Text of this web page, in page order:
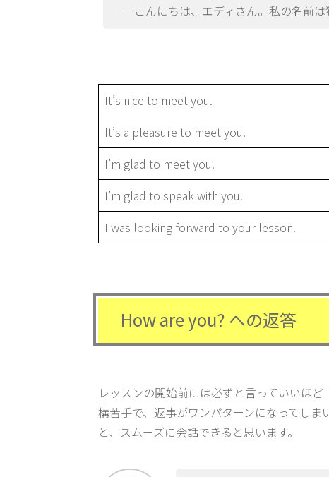
ーこんにちは、エディさん。私の名前は
It’s nice to meet you.
It’s a pleasure to meet you.
I’m glad to meet you.
I’m glad to speak with you.
I was looking forward to your lesson.
How are you? への返答
レッスンの開始前には必ずと言っていいほ
構苦手で、返事がワンパターンになってし
と、スムーズに会話できると思います。